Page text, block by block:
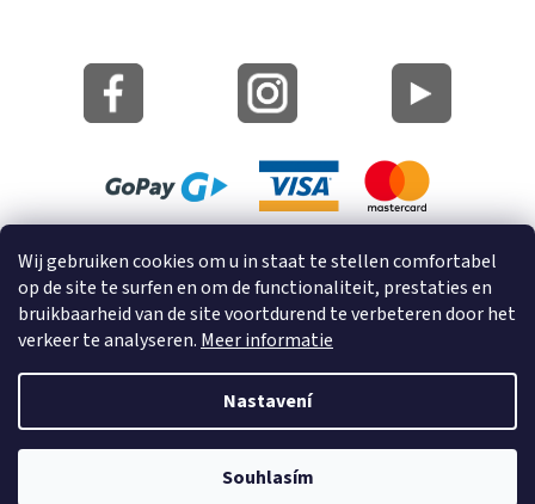
Wij gebruiken cookies om u in staat te stellen comfortabel
op de site te surfen en om de functionaliteit, prestaties en
bruikbaarheid van de site voortdurend te verbeteren door het
verkeer te analyseren. Meer informatie
Nastavení
Souhlasím
Informatie over cookies
© 2023 GRUND a.s.
Vytvořil Shoptet